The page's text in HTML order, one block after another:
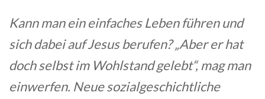
Kann man ein einfaches Leben führen und
sich dabei auf Jesus berufen? „Aber er hat
doch selbst im Wohlstand gelebt“, mag man
einwerfen. Neue sozialgeschichtliche